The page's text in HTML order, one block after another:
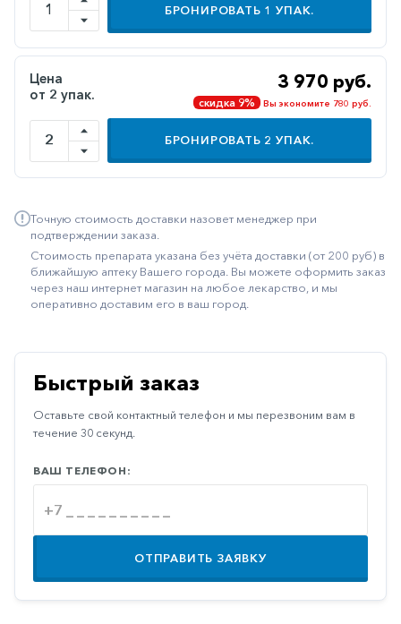
Желудочно-
кишечные
Иммунодепрессанты
Иммуностимуляторы
Климактерические
Метаболизм
Наружные
средства
Неврологические
Офтальмология
Паркинсон
Противоаллергические
Противовоспалительные
Противогрибковые
Противоподагрические
БРОНИРОВАТЬ 1 УПАК.
Цена
от 2 упак.
3 970 руб.
скидка 9% Вы экономите 780 руб.
БРОНИРОВАТЬ 2 УПАК.
Точную стоимость доставки назовет менеджер при
подтверждении заказа.
Стоимость препарата указана без учёта доставки (от 200 руб) в
ближайшую аптеку Вашего города. Вы можете оформить заказ
через наш интернет магазин на любое лекарство, и мы
оперативно доставим его в ваш город.
Быстрый заказ
Оставьте свой контактный телефон и мы перезвоним вам в
течение 30 секунд.
ВАШ ТЕЛЕФОН:
ОТПРАВИТЬ ЗАЯВКУ